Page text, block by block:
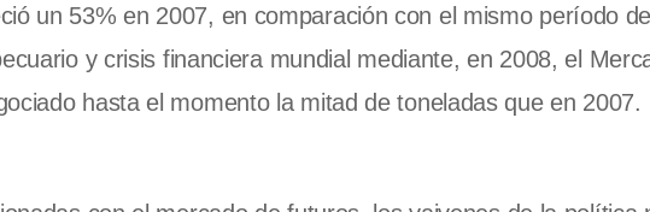
un 53% en 2007, en comparación con el mismo período
y crisis financiera mundial mediante, en 2008, el
hasta el momento la mitad de toneladas que en 2007.